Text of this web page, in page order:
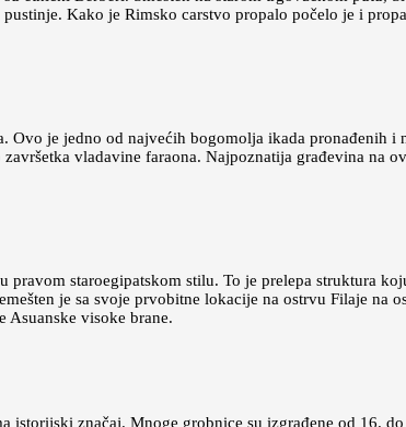
Kako je Rimsko carstvo propalo počelo je i
Ovo je jedno od najvećih bogomolja ikada pronađenih i
vladavine faraona. Najpoznatija građevina na
staroegipatskom stilu. To je prelepa struktura
je sa svoje prvobitne lokacije na ostrvu Filaje na
Asuanske visoke brane.
značaj. Mnoge grobnice su izgrađene od 16.